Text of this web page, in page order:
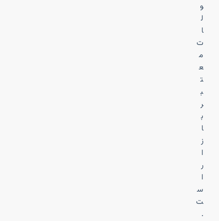
و
ل
ا
ت
م
ع
ت
ب
ر
ب
ا
ز
ا
ر
ا
س
ت
.